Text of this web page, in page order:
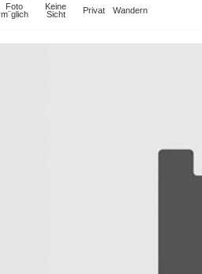
Foto
m¨glich
Keine
Sicht
Privat Wandern